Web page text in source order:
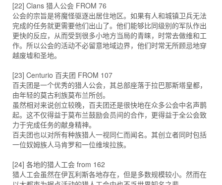
[22] Clans 猎人公会 FROM 76
公会的宗旨是将魔怪驱逐出居住地区。如果有人和城镇卫兵无法
完成的任务就更需要他们出山了。他们能够比同级别的军队作出
更快的反应，从而受到很多小地方当局的青睐，时常去做维和工
作。所以公会的活动不必留意地域边界，他们时常无所顾忌地穿
越废墟和圣地。
[23] Centurio 百夫团 FROM 107
百夫团是一个优秀的猎人公会，其总部座落于拉巴那斯塔皇都，
由年轻的莫古利族莫布兰所创。
虽然相对来说创立较晚，百夫团还是很快地在众多公会中名声鹊
起。这不仅得益于莫布兰鼓励会员间的合作，更得益于全公会致
力于完成任务的献身精神。
百夫团也以对所有种族猎人一视同仁而闻名。其创立者同时包括
一位奴姆族人马肯罗和一位维埃拉族。
[24] 各地的猎人工会 from 162
猎人工会虽然在伊瓦利斯各地存在，但是多数规模较小。然而在